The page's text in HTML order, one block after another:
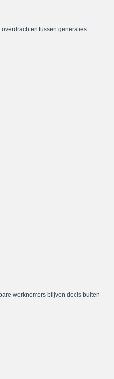
tussen generaties
werknemers blijven deels buiten